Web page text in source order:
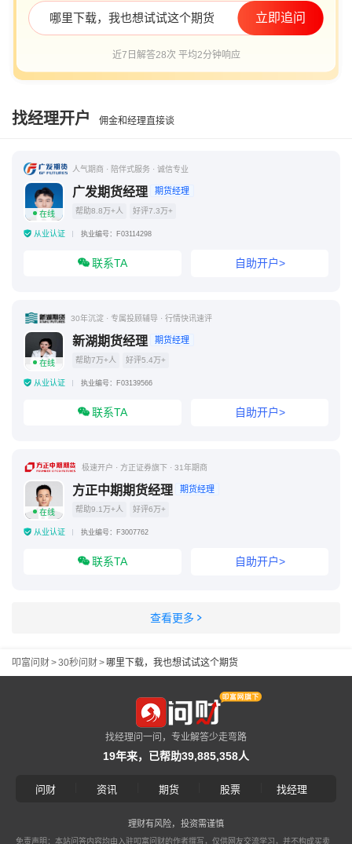
期货app怎么下载 期货app怎么下载
哪里下载，我也想试试这个期货 立即追问
近7日解答28次 平均2分钟响应
找经理开户 佣金和经理直接谈
人气期商 · 陪伴式服务 · 诚信专业
在线
广发期货经理 期货经理
帮助8.8万+人 好评7.3万+
从业认证 执业编号：F03114298
联系TA 自助开户>
30年沉淀 · 专属投顾辅导 · 行情快讯速评
在线
新湖期货经理 期货经理
帮助7万+人 好评5.4万+
从业认证 执业编号：F03139566
联系TA 自助开户>
极速开户 · 方正证券旗下 · 31年期商
在线
方正中期期货经理 期货经理
帮助9.1万+人 好评6万+
从业认证 执业编号：F3007762
联系TA 自助开户>
查看更多
叩富问财>30秒问财>哪里下载，我也想试试这个期货
找经理问一问，专业解答少走弯路
19年来，已帮助39,885,358人
问财 资讯 期货 股票 找经理
理财有风险，投资需谨慎
免责声明：本站问答内容均由入驻叩富问财的作者撰写，仅供网友交流学习，并不构成买卖